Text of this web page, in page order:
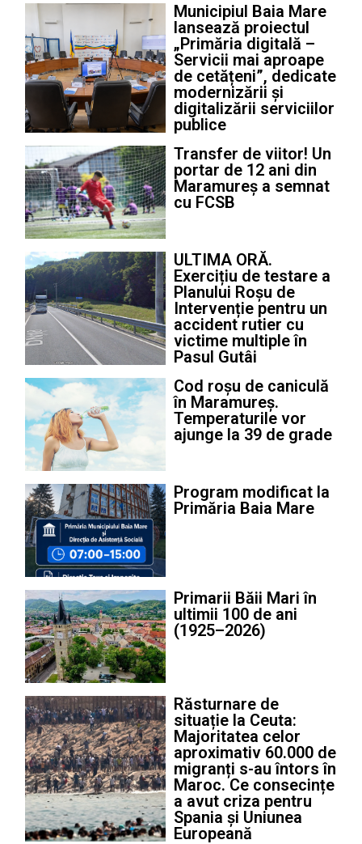
Municipiul Baia Mare
lansează proiectul
„Primăria digitală –
Servicii mai aproape
de cetățeni”, dedicate
modernizării și
digitalizării serviciilor
publice
Transfer de viitor! Un
portar de 12 ani din
Maramureș a semnat
cu FCSB
ULTIMA ORĂ.
Exercițiu de testare a
Planului Roșu de
Intervenție pentru un
accident rutier cu
victime multiple în
Pasul Gutâi
Cod roșu de caniculă
în Maramureș.
Temperaturile vor
ajunge la 39 de grade
Program modificat la
Primăria Baia Mare
Primarii Băii Mari în
ultimii 100 de ani
(1925–2026)
Răsturnare de
situație la Ceuta:
Majoritatea celor
aproximativ 60.000 de
migranți s-au întors în
Maroc. Ce consecințe
a avut criza pentru
Spania și Uniunea
Europeană